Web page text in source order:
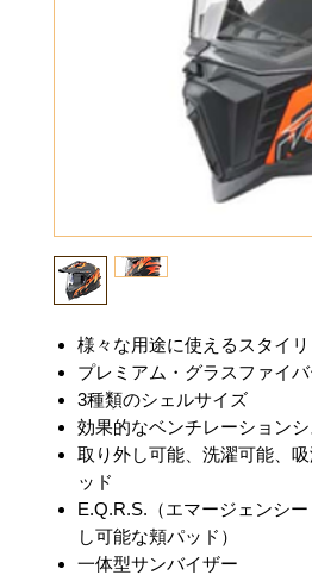
様々な用途に使えるスタイ
プレミアム・グラスファイ
3種類のシェルサイズ
効果的なベンチレーションシ
取り外し可能、洗濯可能、
ッド
E.Q.R.S.（エマージェンシ
し可能な頬パッド）
一体型サンバイザー